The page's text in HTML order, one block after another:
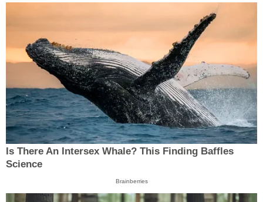
Is There An Intersex Whale? This Finding Baffles
Science
Brainberries